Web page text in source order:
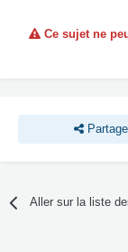
Ce sujet ne
Aller sur la liste